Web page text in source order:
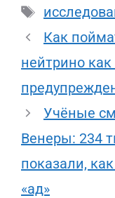
Метки
Как
нейтрино
Учёные
Венеры: 234
показали,
«ад»